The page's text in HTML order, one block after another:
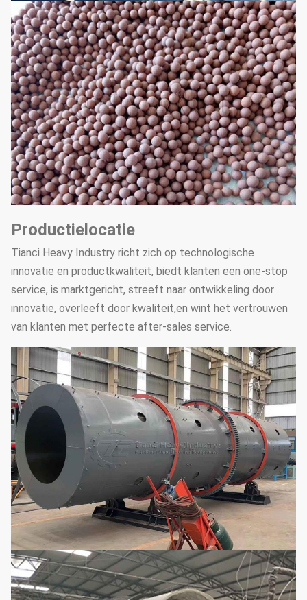
Verpakkingsmachine
Het wordt hoofdzakelijk
gebruikt voor het
verwijderen van stof van
granulair poeder of
vloeibare coating, die
agglomeratie kan
voorkomen en helderheid
kan verbeteren.hoofd van
de naaimachineHet kan
worden verpakt in
verschillende specificaties
verbeteren en de
bedrijfskosten te
verlagen.Het kan ook
worden gebruikt voor
verschillende
meststoffen.
Productielocatie
Tianci Heavy Industry richt zich op technologische
innovatie en productkwaliteit, biedt klanten een one-stop
service, is marktgericht, streeft naar ontwikkeling door
innovatie, overleeft door kwaliteit,en wint het vertrouwen
van klanten met perfecte after-sales service.